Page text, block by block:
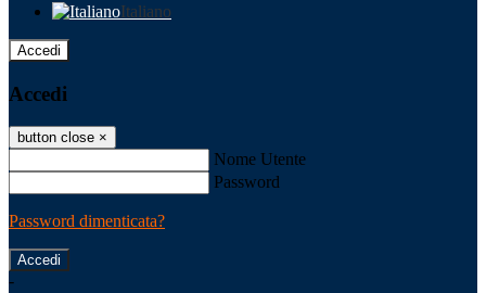
Italiano
Accedi
Accedi
button close ×
Nome Utente
Password
Password dimenticata?
-